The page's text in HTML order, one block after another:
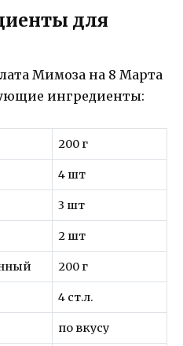
для
Мимоза на 8 Марта
ингредиенты:
200 г
4 шт
3 шт
2 шт
200 г
4 ст.л.
по вкусу